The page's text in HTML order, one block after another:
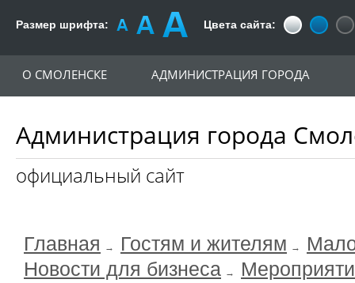
Размер шрифта: Цвета сайта:
Администрация города
официальный сайт
О СМОЛЕНСКЕ АДМИНИСТРАЦИЯ ГОРОДА
Главная Гостям и жителям
Новости для бизнеса